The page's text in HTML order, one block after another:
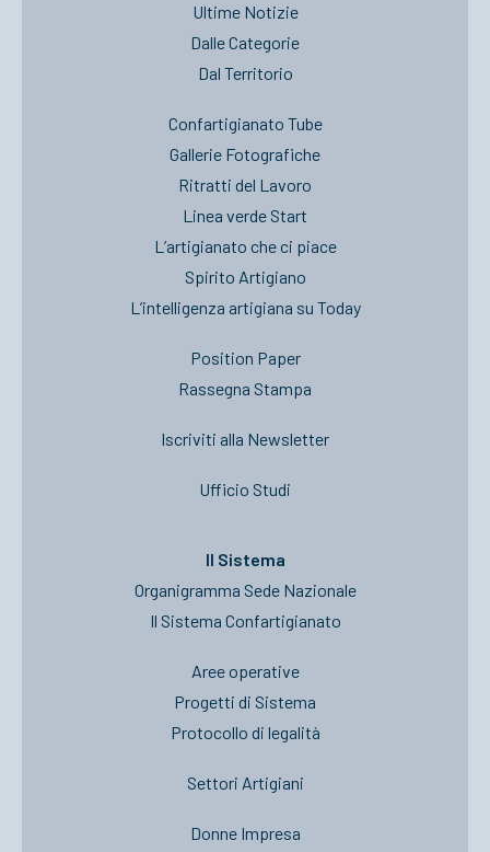
Ultime Notizie
Dalle Categorie
Dal Territorio
Confartigianato Tube
Gallerie Fotografiche
Ritratti del Lavoro
Linea verde Start
L’artigianato che ci piace
Spirito Artigiano
L’intelligenza artigiana su Today
Position Paper
Rassegna Stampa
Iscriviti alla Newsletter
Ufficio Studi
Il Sistema
Organigramma Sede Nazionale
Il Sistema Confartigianato
Aree operative
Progetti di Sistema
Protocollo di legalità
Settori Artigiani
Donne Impresa